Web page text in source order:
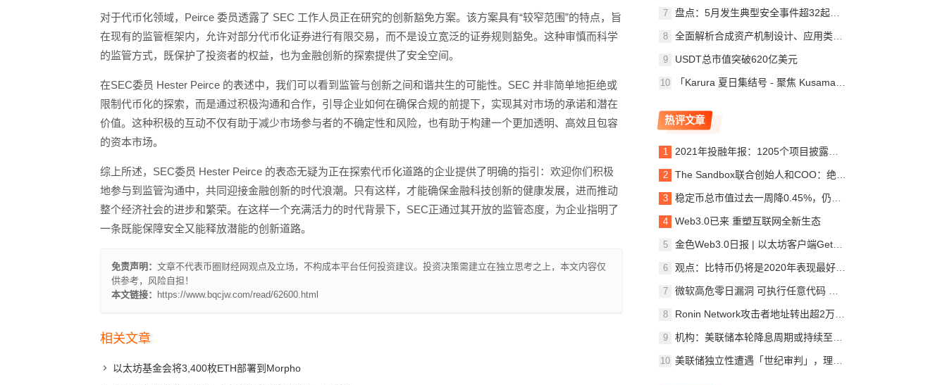
对于代币化领域，Peirce 委员透露了 SEC 工作人员正在研究的创新豁免方案。该方案具有“较窄范围”的特点，旨
在现有的监管框架内，允许对部分代币化证券进行有限交易，而不是设立宽泛的证券规则豁免。这种审慎而科学
的监管方式，既保护了投资者的权益，也为金融创新的探索提供了安全空间。
在SEC委员 Hester Peirce 的表述中，我们可以看到监管与创新之间和谐共生的可能性。SEC 并非简单地拒绝或
限制代币化的探索，而是通过积极沟通和合作，引导企业如何在确保合规的前提下，实现其对市场的承诺和潜在
价值。这种积极的互动不仅有助于减少市场参与者的不确定性和风险，也有助于构建一个更加透明、高效且包容
的资本市场。
综上所述，SEC委员 Hester Peirce 的表态无疑为正在探索代币化道路的企业提供了明确的指引：欢迎你们积极
地参与到监管沟通中，共同迎接金融创新的时代浪潮。只有这样，才能确保金融科技创新的健康发展，进而推动
整个经济社会的进步和繁荣。在这样一个充满活力的时代背景下，SEC正通过其开放的监管态度，为企业指明了
一条既能保障安全又能释放潜能的创新道路。
免责声明： 文章不代表币圈财经网观点及立场，不构成本平台任何投资建议。投资决策需建立在独立思考之上，本文内容仅
供参考，风险自担！
本文链接：
https://www.bqcjw.com/read/62600.html
相关文章
以太坊基金会将3,400枚ETH部署到Morpho
盘点：5月发生典型安全事件超32起，BSC链上项目超
全面解析合成资产机制设计、应用类别与发展趋势
USDT总市值突破620亿美元
「Karura 夏日集结号 - 聚焦 Kusama 首次平行链竞拍」线
热评文章
2021年投融年报：1205个项目披露投融资共305亿美元 链
The Sandbox联合创始人和COO：绝不可能被Meta收购
稳定币总市值过去一周降0.45%，仍维持在3000亿美元上
Web3.0已来 重塑互联网全新生态
金色Web3.0日报 | 以太坊客户端Geth发布v1.11.5版本
观点：比特币仍将是2020年表现最好的资产类别
微软高危零日漏洞 可执行任意代码 捂好你的加密钱
Ronin Network攻击者地址转出超2万枚ETH至新地址
机构：美联储本轮降息周期或持续至2027年
美联储独立性遭遇「世纪审判」，理事库克将于本周